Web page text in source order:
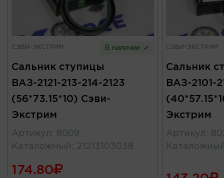
СЭВИ-ЭКСТРИМ В наличии
Сальник ступицы
ВАЗ-2121-213-214-2123
(56*73.15*10) Сэви-
Экстрим
Артикул : 8009
Каталожный : 21213103038
174.80
СЭВИ-ЭКСТРИМ
Сальник
ВАЗ-2101-
Экстрим
Артикул :